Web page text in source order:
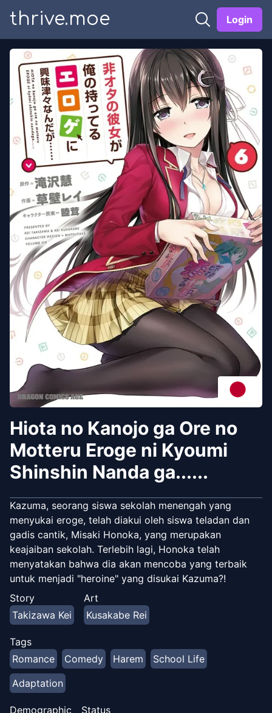
thrive.moe Login
Hiota no Kanojo ga Ore no
Motteru Eroge ni Kyoumi
Shinshin Nanda ga......
Kazuma, seorang siswa sekolah menengah yang
menyukai eroge, telah diakui oleh siswa teladan dan
gadis cantik, Misaki Honoka, yang merupakan
keajaiban sekolah. Terlebih lagi, Honoka telah
menyatakan bahwa dia akan mencoba yang terbaik
untuk menjadi "heroine" yang disukai Kazuma?!
"Bisakah kamu ... melatihku?" Eroge macam apa ini?
Story
Takizawa Kei
Art
Kusakabe Rei
Tags
Romance
Comedy Harem
School Life
Adaptation
Demographic
Status